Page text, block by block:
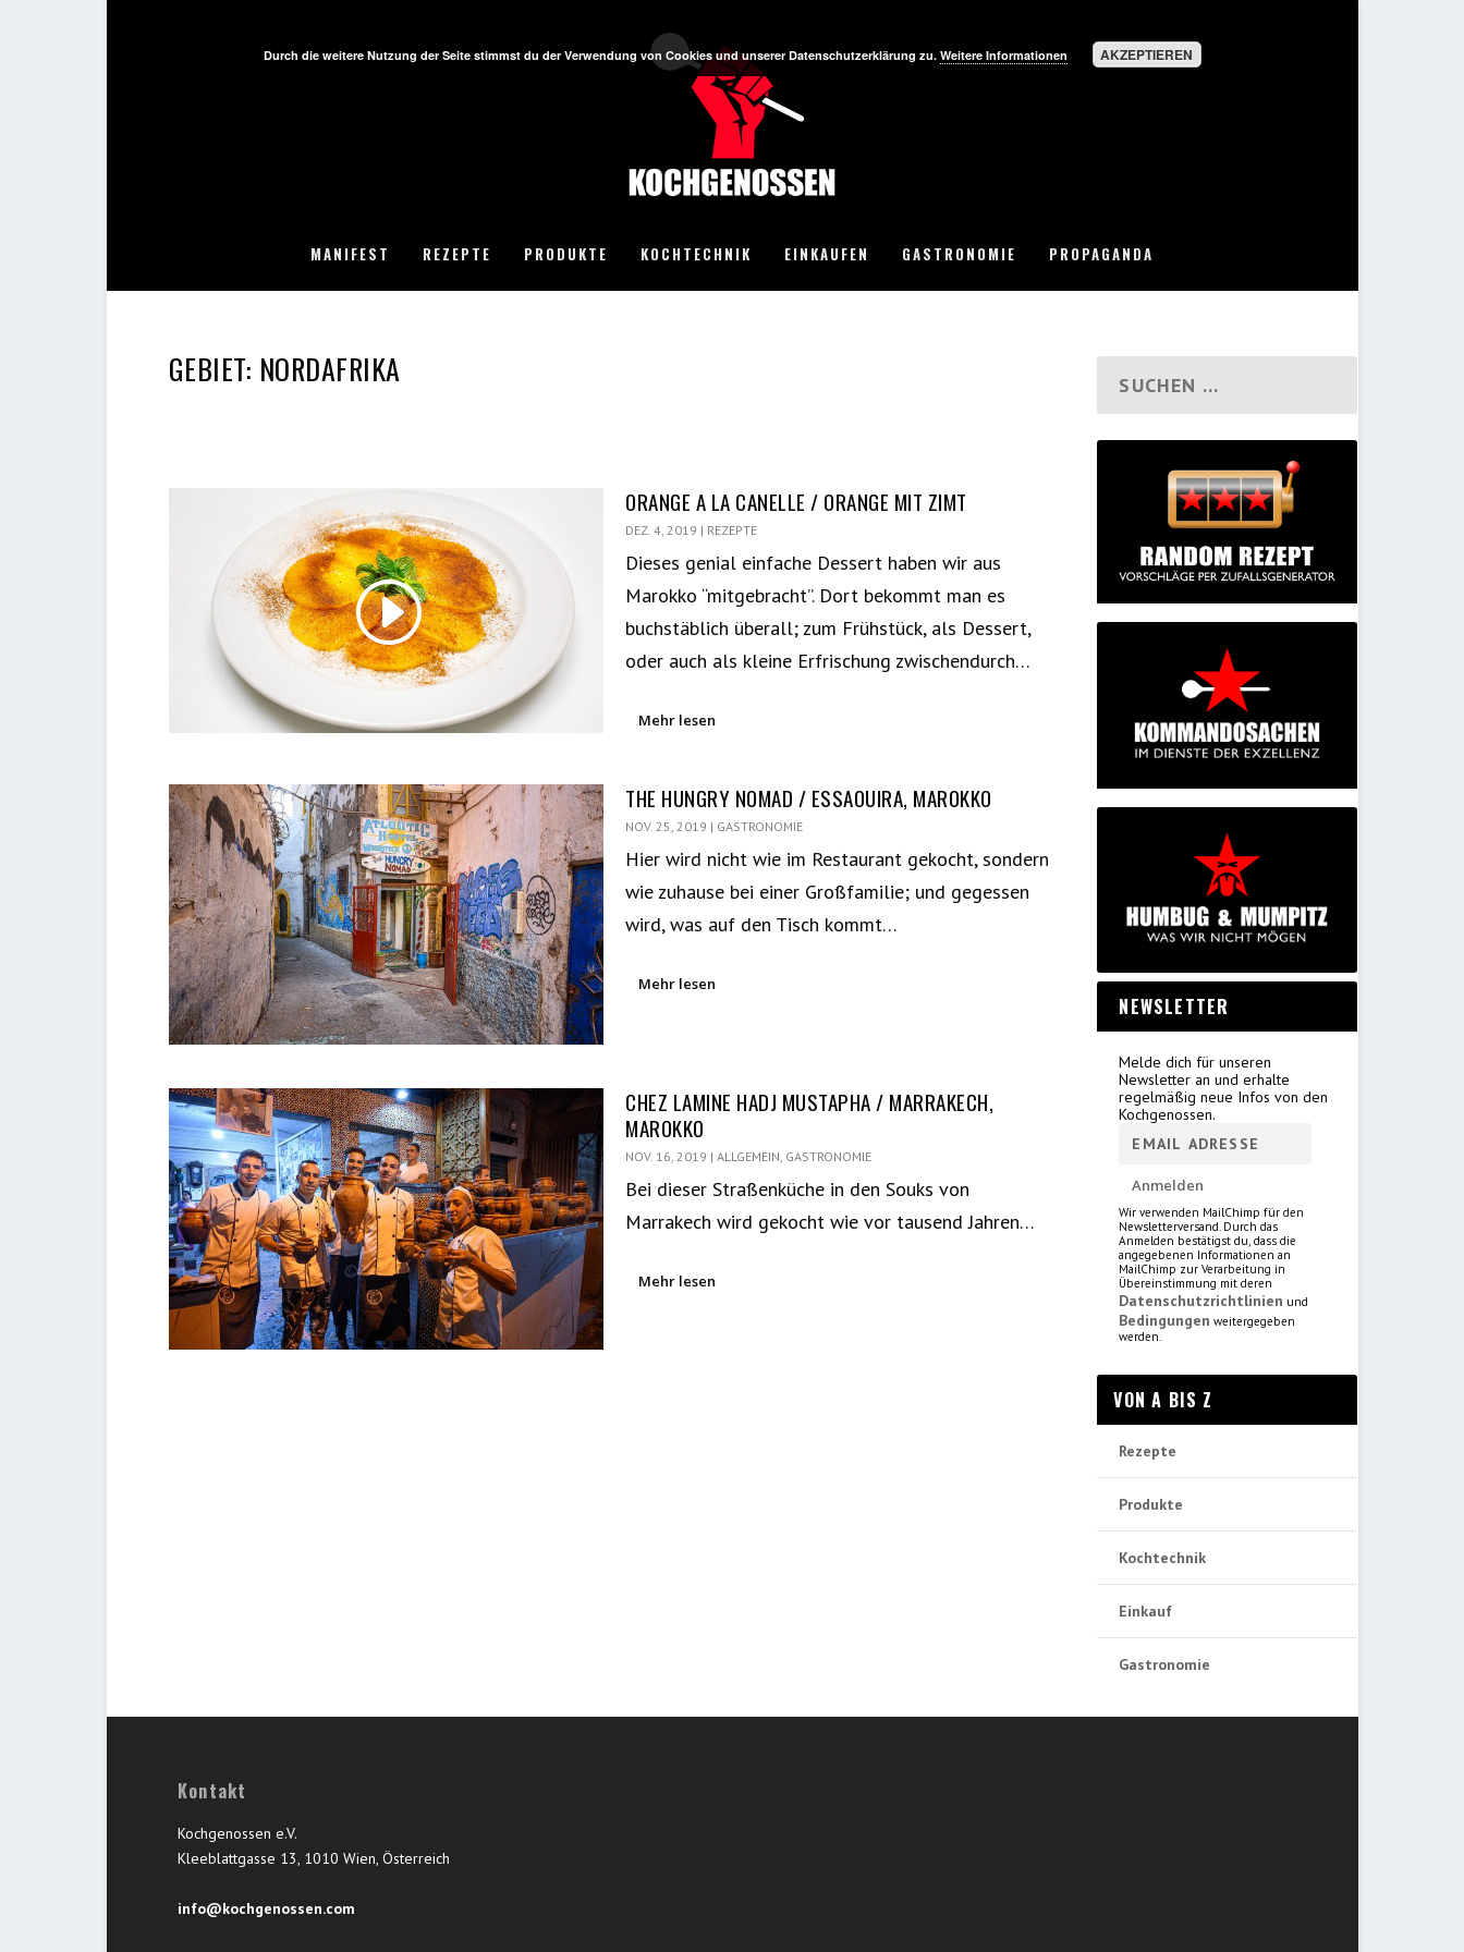
MANIFEST REZEPTE PRODUKTE KOCHTECHNIK EINKAUFEN GASTRONOMIE PROPAGANDA
GEBIET: NORDAFRIKA
ORANGE A LA CANELLE / ORANGE MIT ZIMT
DEZ. 4, 2019 | REZEPTE
Dieses genial einfache Dessert haben wir aus
Marokko “mitgebracht”. Dort bekommt man es
buchstäblich überall; zum Frühstück, als Dessert,
oder auch als kleine Erfrischung zwischendurch…
Mehr lesen
THE HUNGRY NOMAD / ESSAOUIRA, MAROKKO
NOV. 25, 2019 | GASTRONOMIE
Hier wird nicht wie im Restaurant gekocht, sondern
wie zuhause bei einer Großfamilie; und gegessen
wird, was auf den Tisch kommt…
Mehr lesen
CHEZ LAMINE HADJ MUSTAPHA / MARRAKECH,
MAROKKO
NOV. 16, 2019 |ALLGEMEIN, GASTRONOMIE
Bei dieser Straßenküche in den Souks von
Marrakech wird gekocht wie vor tausend Jahren…
Mehr lesen
NEWSLETTER
Melde dich für unseren
Newsletter an und erhalte
regelmäßig neue Infos von den
Kochgenossen.
Wir verwenden MailChimp für den
Newsletterversand. Durch das
Anmelden bestätigst du, dass die
angegebenen Informationen an
MailChimp zur Verarbeitung in
Übereinstimmung mit deren
Datenschutzrichtlinien und
Bedingungen weitergegeben
werden.
VON A BIS Z
Rezepte
Produkte
Kochtechnik
Einkauf
Gastronomie
Kontakt
Kochgenossen e.V.
Kleeblattgasse 13, 1010 Wien, Österreich
info@kochgenossen.com
Durch die weitere Nutzung der Seite stimmst du der Verwendung von Cookies und unserer Datenschutzerklärung zu. Weitere Informationen AKZEPTIEREN